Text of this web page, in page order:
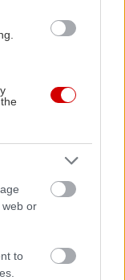
web or
to
για να
νερά του
βραχώδεις
μοναδικό,
όχθες του
και
το Πόρτο
ολόκληρη